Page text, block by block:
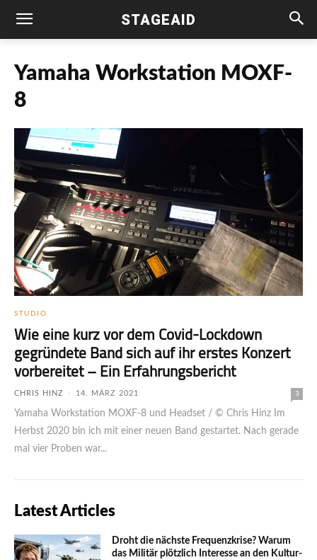
STAGEAID
Yamaha Workstation MOXF-
8
STUDIO
Wie eine kurz vor dem Covid-Lockdown
gegründete Band sich auf ihr erstes Konzert
vorbereitet – Ein Erfahrungsbericht
CHRIS HINZ - 14. MÄRZ 2021 3
Yamaha Workstation MOXF-8 und Headset / © Chris Hinz Im
Herbst 2020 bin ich mit einer neuen Band gestartet. Nach gerade
mal vier Proben war...
Latest Articles
Droht die nächste Frequenzkrise? Warum
das Mili­tär plötzlich Inte­resse an den Kultur­